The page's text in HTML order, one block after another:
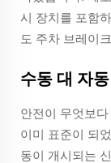
시 장치를 포함
도 주차 브레이
수동 대 자
안전이 무엇보
이미 표준이 되
동이 개시되는